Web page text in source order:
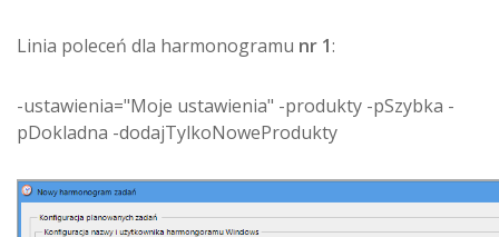
Linia poleceń dla harmonogramu nr 1:
-ustawienia="Moje ustawienia" -produkty -pSzybka -
pDokladna -dodajTylkoNoweProdukty